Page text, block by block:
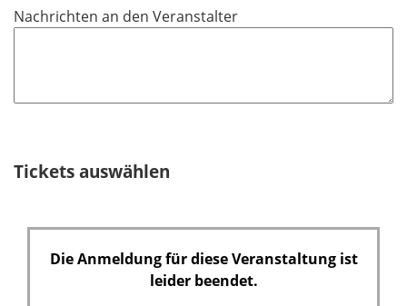
h
Nachrichten an den Veranstalter
Tickets auswählen
Die Anmeldung für diese Veranstaltung ist
leider beendet.